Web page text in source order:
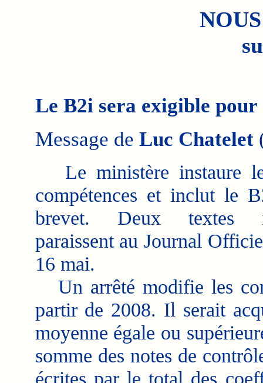
Le B2i sera exigible
Message de Luc Chatelet
Le ministère instaure
compétences et inclut le
brevet. Deux textes
paraissent au Journal
16 mai.
Un arrêté modifie les
partir de 2008. Il serait
moyenne égale ou
somme des notes de
écrites par le total des